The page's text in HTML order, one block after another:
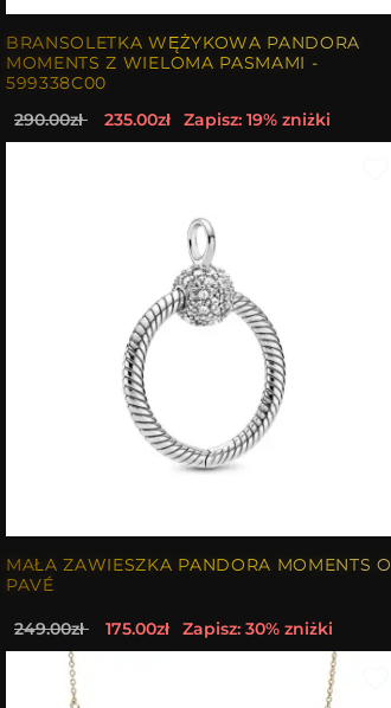
BRANSOLETKA WĘŻYKOWA PANDORA
MOMENTS Z WIELOMA PASMAMI -
599338C00
290.00zł 235.00zł Zapisz: 19% zniżki
MAŁA ZAWIESZKA PANDORA MOMENTS O
PAVÉ
249.00zł 175.00zł Zapisz: 30% zniżki